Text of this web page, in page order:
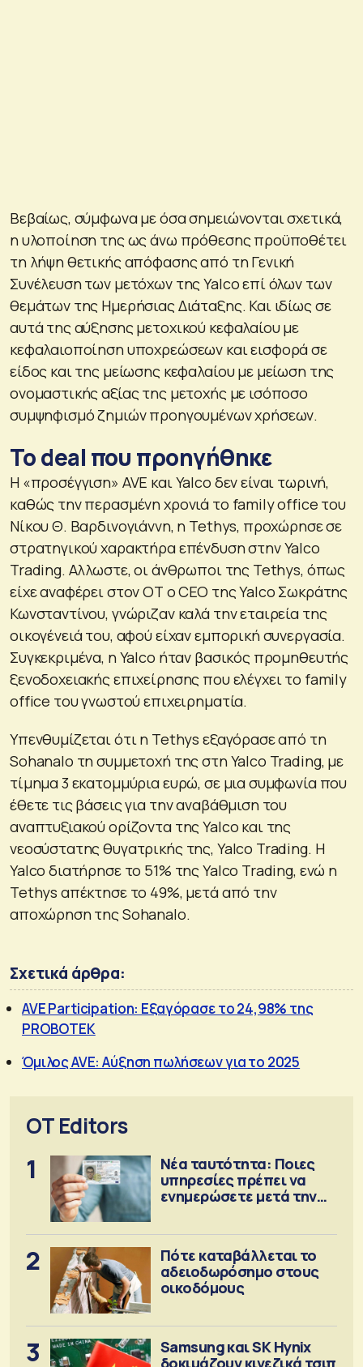
Βεβαίως, σύμφωνα με όσα σημειώνονται σχετικά,
η υλοποίηση της ως άνω πρόθεσης προϋποθέτει
τη λήψη θετικής απόφασης από τη Γενική
Συνέλευση των μετόχων της Yalco επί όλων των
θεμάτων της Ημερήσιας Διάταξης. Και ιδίως σε
αυτά της αύξησης μετοχικού κεφαλαίου με
κεφαλαιοποίηση υποχρεώσεων και εισφορά σε
είδος και της μείωσης κεφαλαίου με μείωση της
ονομαστικής αξίας της μετοχής με ισόποσο
συμψηφισμό ζημιών προηγουμένων χρήσεων.
To deal που προηγήθηκε
Η «προσέγγιση» AVE και Yalco δεν είναι τωρινή,
καθώς την περασμένη χρονιά το family office του
Νίκου Θ. Βαρδινογιάννη, η Tethys, προχώρησε σε
στρατηγικού χαρακτήρα επένδυση στην Yalco
Trading. Αλλωστε, οι άνθρωποι της Tethys, όπως
είχε αναφέρει στον ΟΤ ο CEO της Yalco Σωκράτης
Κωνσταντίνου, γνώριζαν καλά την εταιρεία της
οικογένειά του, αφού είχαν εμπορική συνεργασία.
Συγκεκριμένα, η Yalco ήταν βασικός προμηθευτής
ξενοδοχειακής επιχείρησης που ελέγχει το family
office του γνωστού επιχειρηματία.
Υπενθυμίζεται ότι η Tethys εξαγόρασε από τη
Sohanalo τη συμμετοχή της στη Yalco Trading, με
τίμημα 3 εκατομμύρια ευρώ, σε μια συμφωνία που
έθετε τις βάσεις για την αναβάθμιση του
αναπτυξιακού ορίζοντα της Yalco και της
νεοσύστατης θυγατρικής της, Yalco Trading. Η
Yalco διατήρησε το 51% της Yalco Trading, ενώ η
Tethys απέκτησε το 49%, μετά από την
αποχώρηση της Sohanalo.
Σχετικά άρθρα:
AVE Participation: Εξαγόρασε το 24,98% της
PROBOTEK
Όμιλος AVE: Αύξηση πωλήσεων για το 2025
OT Editors
1
Νέα ταυτότητα: Ποιες
υπηρεσίες πρέπει να
ενημερώσετε μετά την
2
Πότε καταβάλλεται το
αδειοδωρόσημο στους
οικοδόμους
3
Samsung και SK Hynix
δοκιμάζουν κινεζικά τσιπ